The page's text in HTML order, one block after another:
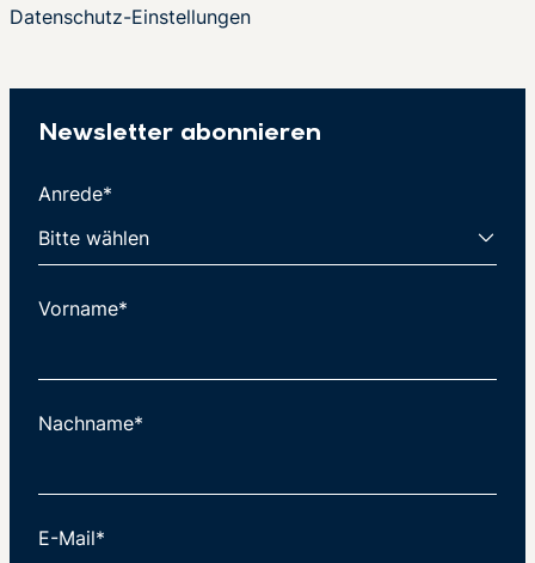
Datenschutz-Einstellungen
Newsletter abonnieren
Anrede*
Vorname*
Nachname*
E-Mail*